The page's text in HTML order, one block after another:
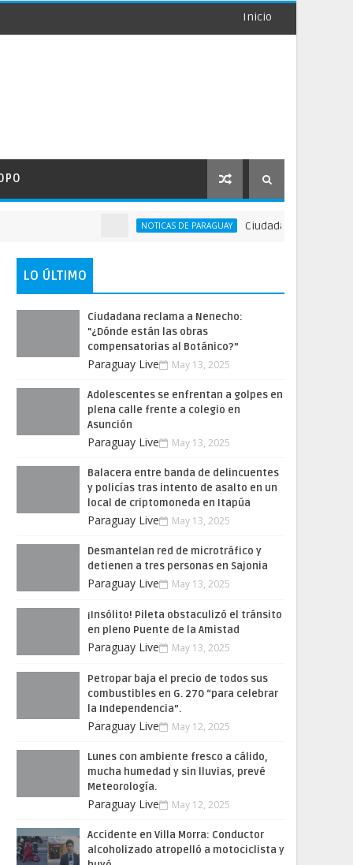
Inicio
NOTICAS DE PARAGUAY Ciudadana reclama a
LO ÚLTIMO
Ciudadana reclama a Nenecho:
"¿Dónde están las obras
compensatorias al Botánico?”
Paraguay Live May 13, 2025
Adolescentes se enfrentan a golpes en
plena calle frente a colegio en
Asunción
Paraguay Live May 13, 2025
Balacera entre banda de delincuentes
y policías tras intento de asalto en un
local de criptomoneda en Itapúa
Paraguay Live May 13, 2025
Desmantelan red de microtráfico y
detienen a tres personas en Sajonia
Paraguay Live May 13, 2025
¡Insólito! Pileta obstaculizó el tránsito
en pleno Puente de la Amistad
Paraguay Live May 13, 2025
Petropar baja el precio de todos sus
combustibles en G. 270 “para celebrar
la Independencia”.
Paraguay Live May 12, 2025
Lunes con ambiente fresco a cálido,
mucha humedad y sin lluvias, prevé
Meteorología.
Paraguay Live May 12, 2025
Accidente en Villa Morra: Conductor
alcoholizado atropelló a motociclista y